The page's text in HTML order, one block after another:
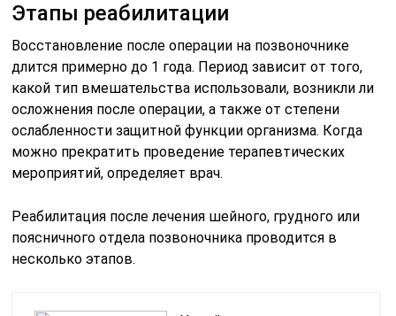
Этапы реабилитации
Восстановление после операции на позвоночнике
длится примерно до 1 года. Период зависит от того,
какой тип вмешательства использовали, возникли ли
осложнения после операции, а также от степени
ослабленности защитной функции организма. Когда
можно прекратить проведение терапевтических
мероприятий, определяет врач.
Реабилитация после лечения шейного, грудного или
поясничного отдела позвоночника проводится в
несколько этапов.